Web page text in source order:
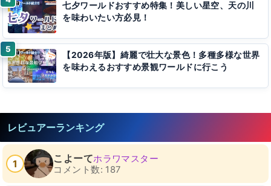
七夕ワールドおすすめ特集！美しい星空、天の川
を味わいたい方必見！
【2026年版】綺麗で壮大な景色！多種多様な世界
を味わえるおすすめ景観ワールドに行こう
レビュアーランキング
1 こよーてホラワマスター
コメント数: 187